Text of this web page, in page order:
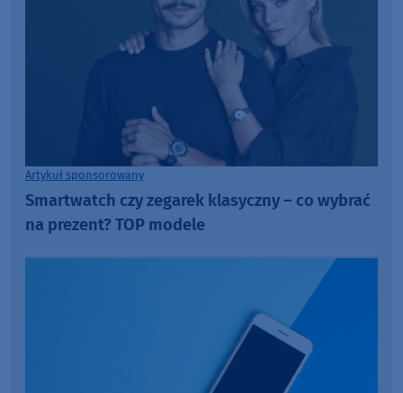
Artykuł sponsorowany
Smartwatch czy zegarek klasyczny – co wybrać
na prezent? TOP modele